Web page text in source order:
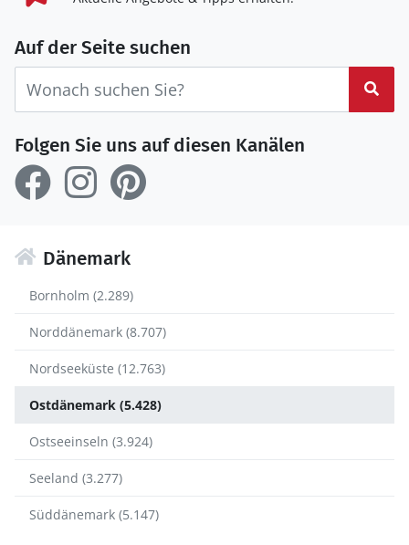
Auf der Seite suchen
Folgen Sie uns auf diesen Kanälen
Dänemark
Bornholm (2.289)
Norddänemark (8.707)
Nordseeküste (12.763)
Ostdänemark (5.428)
Ostseeinseln (3.924)
Seeland (3.277)
Süddänemark (5.147)